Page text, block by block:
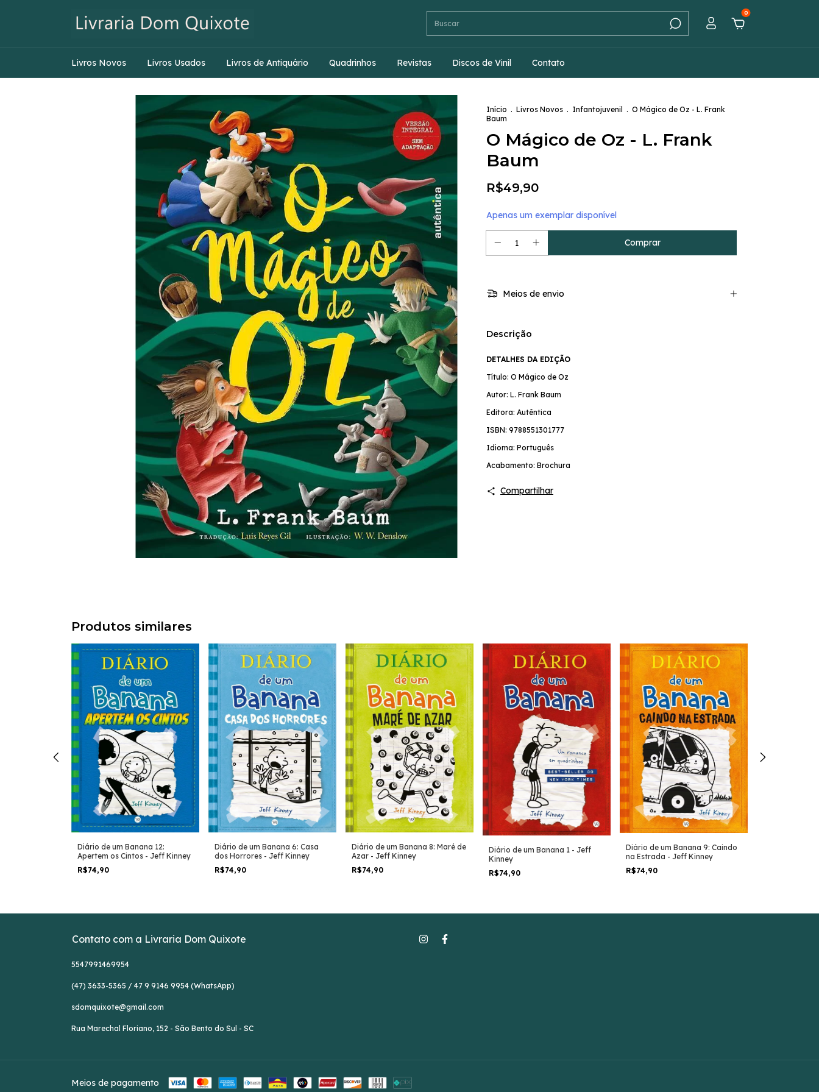
0
Livros Novos Livros Usados Livros de Antiquário Quadrinhos Revistas Discos de Vinil Contato
Início . Livros Novos . Infantojuvenil . O Mágico de Oz - L. Frank
Baum
O Mágico de Oz - L. Frank
Baum
R$49,90
Apenas um exemplar disponível
Meios de envio
Descrição
DETALHES DA EDIÇÃO
Título: O Mágico de Oz
Autor: L. Frank Baum
Editora: Autêntica
ISBN: 9788551301777
Idioma: Português
Acabamento: Brochura
Compartilhar
Produtos similares
Diário de um Banana 12:
Apertem os Cintos - Jeff Kinney
R$74,90
Diário de um Banana 6: Casa
dos Horrores - Jeff Kinney
R$74,90
Diário de um Banana 8: Maré de
Azar - Jeff Kinney
R$74,90
Diário de um Banana 1 - Jeff
Kinney
R$74,90
Diário de um Banana 9: Caindo
na Estrada - Jeff Kinney
R$74,90
Contato com a Livraria Dom Quixote
5547991469954
(47) 3633-5365 / 47 9 9146 9954 (WhatsApp)
sdomquixote@gmail.com
Rua Marechal Floriano, 152 - São Bento do Sul - SC
Meios de pagamento